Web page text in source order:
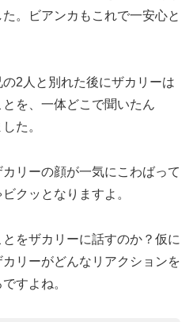
。ビアンカもこれで一安心と
2人と別れた後にザカリーは
とを、一体どこで聞いたん
た。
リーの顔が一気にこわばって
クッとなりますよ。
をザカリーに話すのか？仮に
リーがどんなリアクションを
すよね。